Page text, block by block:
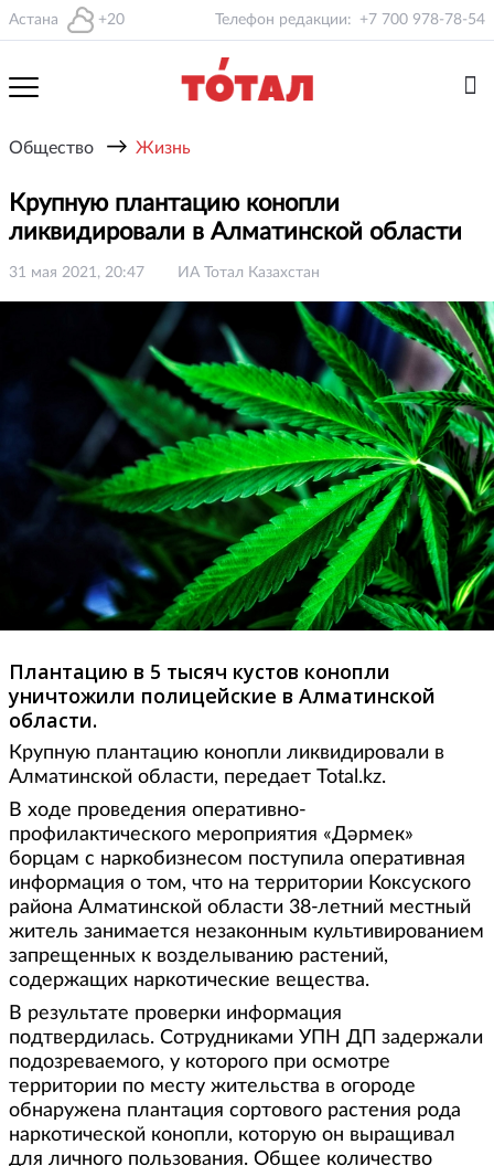
Астана +20 Телефон редакции: +7 700 978-78-54
Общество → Жизнь
Крупную плантацию конопли
ликвидировали в Алматинской области
31 мая 2021, 20:47 ИА Тотал Казахстан
Плантацию в 5 тысяч кустов конопли
уничтожили полицейские в Алматинской
области.
Крупную плантацию конопли ликвидировали в
Алматинской области, передает Total.kz.
В ходе проведения оперативно-
профилактического мероприятия «Дәрмек»
борцам с наркобизнесом поступила оперативная
информация о том, что на территории Коксуского
района Алматинской области 38-летний местный
житель занимается незаконным культивированием
запрещенных к возделыванию растений,
содержащих наркотические вещества.
В результате проверки информация
подтвердилась. Сотрудниками УПН ДП задержали
подозреваемого, у которого при осмотре
территории по месту жительства в огороде
обнаружена плантация сортового растения рода
наркотической конопли, которую он выращивал
для личного пользования. Общее количество